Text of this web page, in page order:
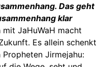
Das geht
klar
JaHuWaH macht
Es allein schenkt
Jirmejahu: